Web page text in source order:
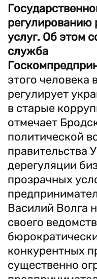
услуг. Об этом
служба
этого человека
регулирует
в старые
отмечает
политической
правительства
дерегуляции
прозрачных
Василий Волга
своего
конкурентных
существенно